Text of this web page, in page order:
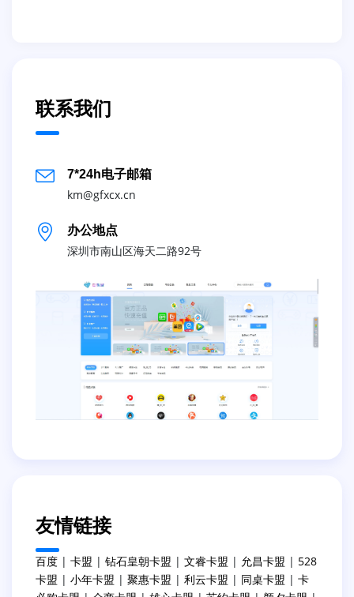
联系我们
7*24h电子邮箱
km@gfxcx.cn
办公地点
深圳市南山区海天二路92号
友情链接
百度 | 卡盟 | 钻石皇朝卡盟 | 文睿卡盟 | 允昌卡盟 | 528
卡盟 | 小年卡盟 | 聚惠卡盟 | 利云卡盟 | 同桌卡盟 | 卡